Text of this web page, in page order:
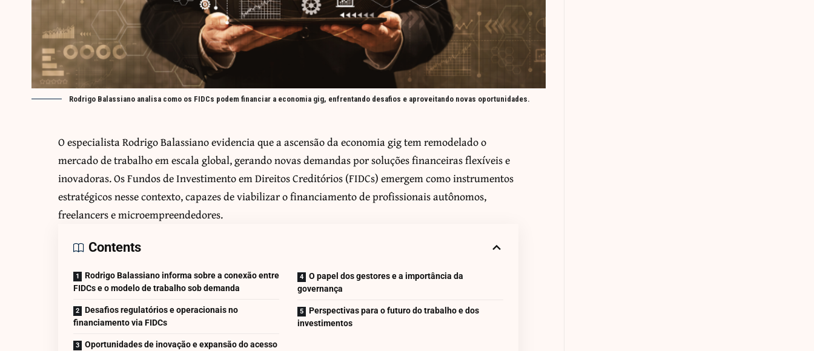
Rodrigo Balassiano analisa como os FIDCs podem financiar a economia gig, enfrentando desafios e aproveitando novas oportunidades.
O especialistaRodrigo Balassianoevidencia que a ascensão da economia gig tem remodelado o
mercado de trabalho em escala global, gerando novas demandas por soluções financeiras flexíveis e
inovadoras. Os Fundos de Investimento em Direitos Creditórios (FIDCs) emergem como instrumentos
estratégicos nesse contexto, capazes de viabilizar o financiamento de profissionais autônomos,
freelancers e microempreendedores.
Contents
Rodrigo Balassiano informa sobre a conexão entre
FIDCs e o modelo de trabalho sob demanda
Desafios regulatórios e operacionais no
financiamento via FIDCs
Oportunidades de inovação e expansão do acesso
O papel dos gestores e a importância da
governança
Perspectivas para o futuro do trabalho e dos
investimentos